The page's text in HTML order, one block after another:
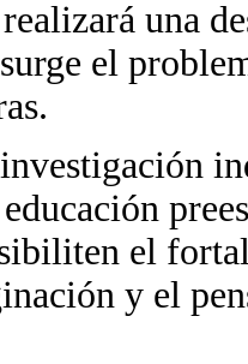
una
el
el
y el